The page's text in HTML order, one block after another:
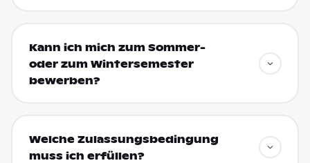
Kann ich mich zum Sommer-
oder zum Wintersemester
bewerben?
Welche Zulassungsbedingung
muss ich erfüllen?